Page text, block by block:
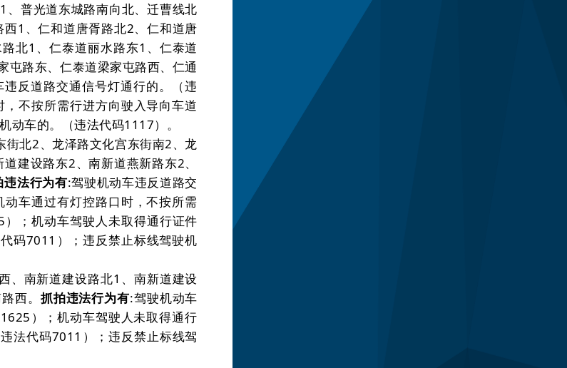
1 、普光道东城路南向北、迁曹线北
西1 、仁和道唐胥路北2、仁和道唐
北1 、仁泰道丽水路东1 、仁泰道
屯路东、仁泰道梁家屯路西、仁通
反道路交通信号灯通行的。
（违
，不按所需行进方向驶入导向车道
动车的。 （违法代码1117）。
街北2、龙泽路文化宫东街南2、龙
道建设路东2、南新道燕新路东2、
违法行为有:驾驶机动车违反道路交
动车通过有灯控路口时，不按所需
）
；机动车驾驶人未取得通行证件
代码7011 ）
；违反禁止标线驾驶机
、南新道建设路北1 、南新道建设
西。 抓拍违法行为有:驾驶机动车
1625 ）
；机动车驾驶人未取得通行
违法代码7011 ）
；违反禁止标线驾